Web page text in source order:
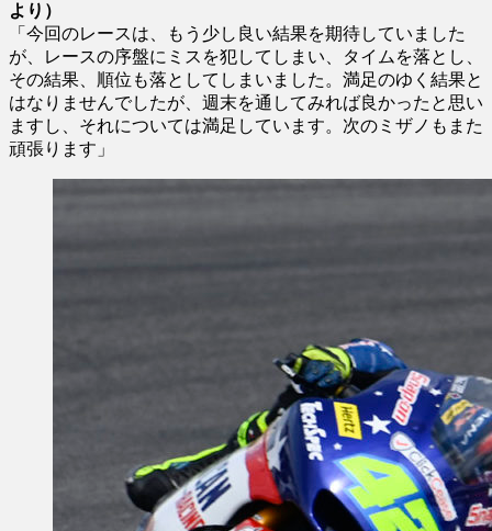
より）
「今回のレースは、もう少し良い結果を期待していました
が、レースの序盤にミスを犯してしまい、タイムを落とし、
その結果、順位も落としてしまいました。満足のゆく結果と
はなりませんでしたが、週末を通してみれば良かったと思い
ますし、それについては満足しています。次のミザノもまた
頑張ります」